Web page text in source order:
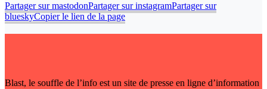
Partager sur mastodonPartager sur instagramPartager sur
blueskyCopier le lien de la page
Blast, le souffle de l’info est un site de presse en ligne d’information